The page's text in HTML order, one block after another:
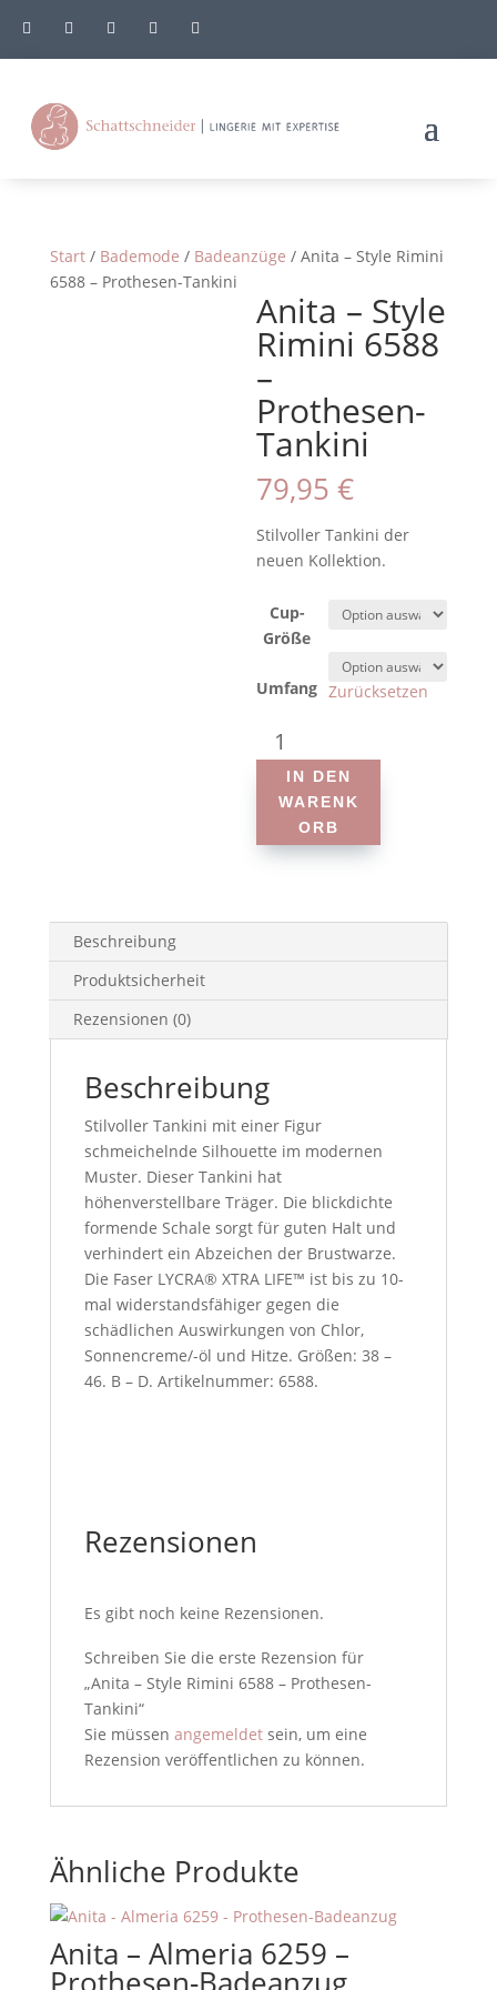
    
Start/ Bademode / Badeanzüge / Anita – Style Rimini
6588 – Prothesen-Tankini
Anita – Style
Rimini 6588
–
Prothesen-
Tankini
79,95€
Stilvoller Tankini der
neuen Kollektion.
Cup-
Größe
Umfang Zurücksetzen
Anita
-
Style
Rimini
IN DEN
WARENK
ORB
Beschreibung
Produktsicherheit
Rezensionen (0)
Beschreibung
Stilvoller Tankini mit einer Figur
schmeichelnde Silhouette im modernen
Muster. Dieser Tankini hat
höhenverstellbare Träger. Die blickdichte
formende Schale sorgt für guten Halt und
verhindert ein Abzeichen der Brustwarze.
Die Faser LYCRA® XTRA LIFE™ ist bis zu 10-
mal widerstandsfähiger gegen die
schädlichen Auswirkungen von Chlor,
Sonnencreme/-öl und Hitze. Größen: 38 –
46. B – D. Artikelnummer: 6588.
Rezensionen
Es gibt noch keine Rezensionen.
Schreiben Sie die erste Rezension für
„Anita – Style Rimini 6588 – Prothesen-
Tankini“
Sie müssen angemeldetsein, um eine
Rezension veröffentlichen zu können.
Ähnliche Produkte
Anita – Almeria 6259 –